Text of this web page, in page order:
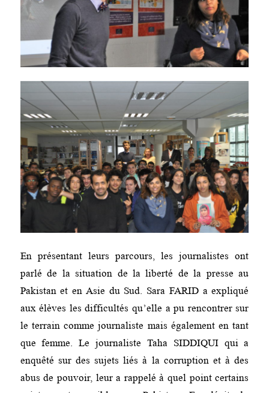
En présentant leurs parcours, les journalistes ont
parlé de la situation de la liberté de la presse au
Pakistan et en Asie du Sud. Sara FARID a expliqué
aux élèves les difficultés qu’elle a pu rencontrer sur
le terrain comme journaliste mais également en tant
que femme. Le journaliste Taha SIDDIQUI qui a
enquêté sur des sujets liés à la corruption et à des
abus de pouvoir, leur a rappelé à quel point certains